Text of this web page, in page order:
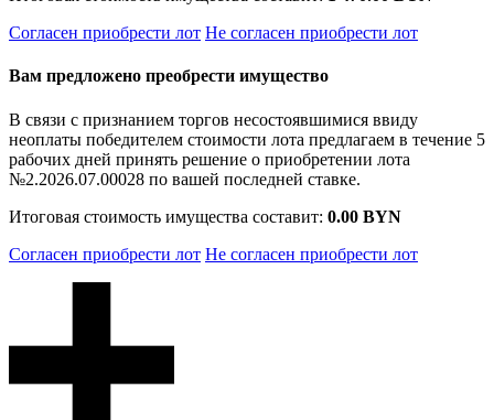
Согласен приобрести лот Не согласен приобрести лот
Вам предложено преобрести имущество
В связи с признанием торгов несостоявшимися ввиду
неоплаты победителем стоимости лота предлагаем в течение 5
рабочих дней принять решение о приобретении лота
№2.2026.07.00028 по вашей последней ставке.
Итоговая стоимость имущества составит: 0.00 BYN
Согласен приобрести лот Не согласен приобрести лот